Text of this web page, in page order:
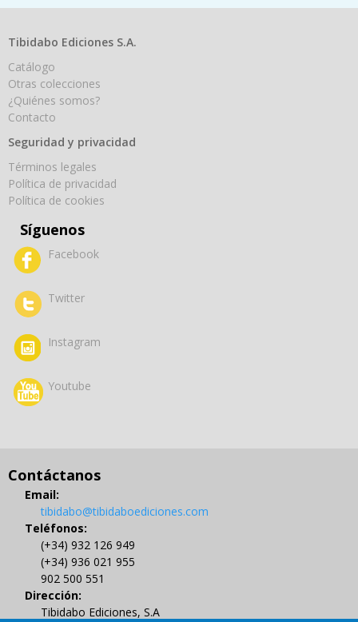
Tibidabo Ediciones S.A.
Catálogo
Otras colecciones
¿Quiénes somos?
Contacto
Seguridad y privacidad
Términos legales
Política de privacidad
Política de cookies
Síguenos
Facebook
Twitter
Instagram
Youtube
Contáctanos
Email:
tibidabo@tibidaboediciones.com
Teléfonos:
(+34) 932 126 949
(+34) 936 021 955
902 500 551
Dirección:
Tibidabo Ediciones, S.A